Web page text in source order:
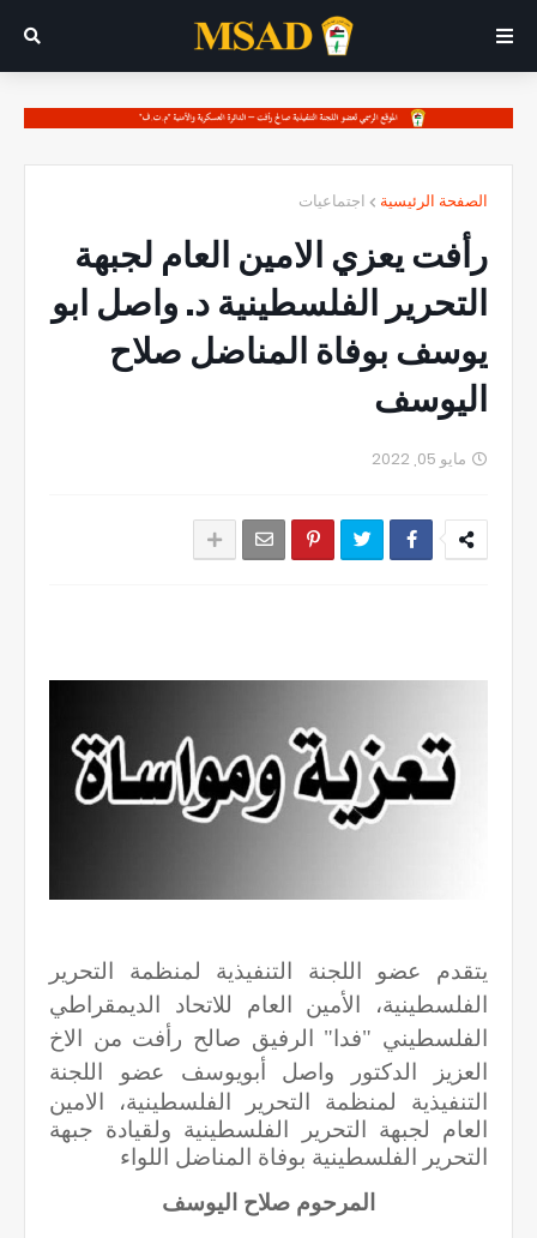
الصفحة الرئيسية اجتماعيات
رأفت يعزي الامين العام لجبهة
التحرير الفلسطينية د. واصل ابو
يوسف بوفاة المناضل صلاح
اليوسف
مايو 05, 2022
يتقدم عضو اللجنة التنفيذية لمنظمة التحرير
الفلسطينية، الأمين العام للاتحاد الديمقراطي
الفلسطيني "فدا" الرفيق صالح رأفت من الاخ
العزيز الدكتور واصل أبويوسف عضو اللجنة
التنفيذية لمنظمة التحرير الفلسطينية، الامين
العام لجبهة التحرير الفلسطينية ولقيادة جبهة
التحرير الفلسطينية بوفاة المناضل
اللواء
المرحوم صلاح اليوسف